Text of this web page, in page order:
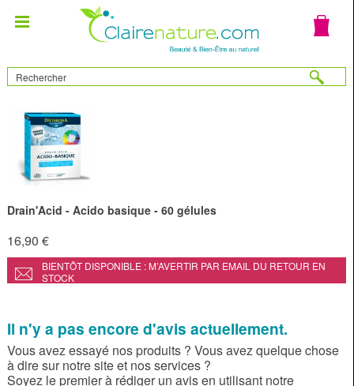
Drain'Acid - Acido basique - 60 gélules
16,90 €
BIENTÔT DISPONIBLE : M’AVERTIR PAR EMAIL DU RETOUR EN
STOCK
Il n'y a pas encore d'avis actuellement.
Vous avez essayé nos produits ? Vous avez quelque chose
à dire sur notre site et nos services ?
Soyez le premier à rédiger un avis en utilisant notre